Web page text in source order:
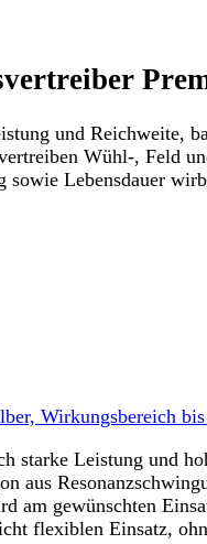
und Reichweite,
Wühl-, Feld
Lebensdauer
Wirkungsbereich
starke Leistung und
gewünschten
flexiblen Einsatz,